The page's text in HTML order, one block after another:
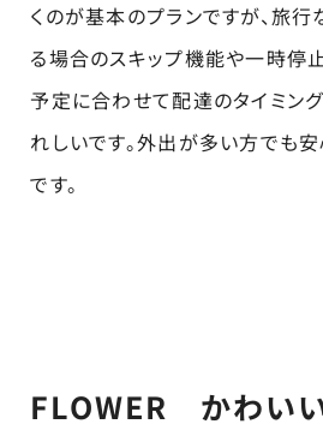
くのが基本のプランですが、旅
る場合のスキップ機能や一時停
予定に合わせて配達のタイミン
れしいです。外出が多い方でも
です。
FLOWER かわいい